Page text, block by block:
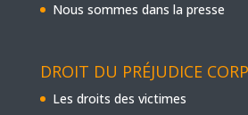
Nous sommes dans la presse
DROIT DU PRÉJUDICE
Les droits des victimes